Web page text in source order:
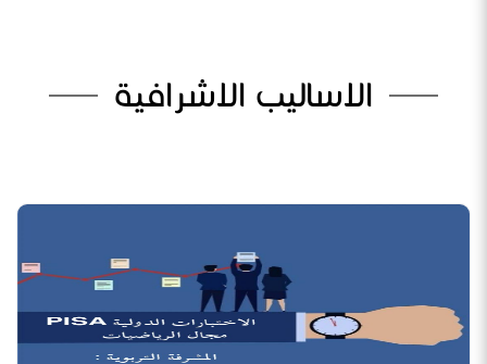
الاساليب الاشرافية